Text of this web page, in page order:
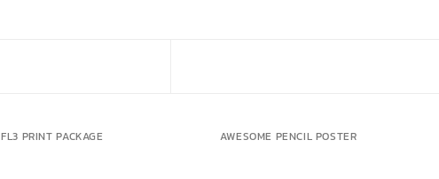
FL3 PRINT PACKAGE AWESOME PENCIL POSTER